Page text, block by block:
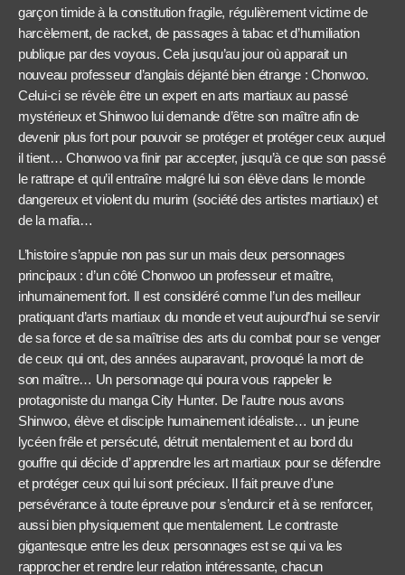
garçon timide à la constitution fragile, régulièrement victime de
harcèlement, de racket, de passages à tabac et d’humiliation
publique par des voyous. Cela jusqu’au jour où apparait un
nouveau professeur d’anglais déjanté bien étrange : Chonwoo.
Celui-ci se révèle être un expert en arts martiaux au passé
mystérieux et Shinwoo lui demande d’être son maître afin de
devenir plus fort pour pouvoir se protéger et protéger ceux auquel
il tient… Chonwoo va finir par accepter, jusqu’à ce que son passé
le rattrape et qu’il entraîne malgré lui son élève dans le monde
dangereux et violent du murim (société des artistes martiaux) et
de la mafia…
L’histoire s’appuie non pas sur un mais deux personnages
principaux : d’un côté Chonwoo un professeur et maître,
inhumainement fort. Il est considéré comme l’un des meilleur
pratiquant d’arts martiaux du monde et veut aujourd’hui se servir
de sa force et de sa maîtrise des arts du combat pour se venger
de ceux qui ont, des années auparavant, provoqué la mort de
son maître… Un personnage qui poura vous rappeler le
protagoniste du manga City Hunter. De l’autre nous avons
Shinwoo, élève et disciple humainement idéaliste… un jeune
lycéen frêle et persécuté, détruit mentalement et au bord du
gouffre qui décide d’ apprendre les art martiaux pour se défendre
et protéger ceux qui lui sont précieux. Il fait preuve d’une
persévérance à toute épreuve pour s’endurcir et à se renforcer,
aussi bien physiquement que mentalement. Le contraste
gigantesque entre les deux personnages est se qui va les
rapprocher et rendre leur relation intéressante, chacun